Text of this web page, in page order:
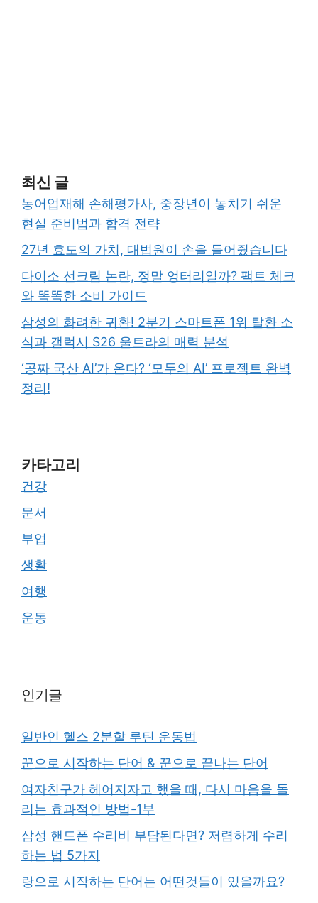
최신 글
농어업재해 손해평가사, 중장년이 놓치기 쉬운
현실 준비법과 합격 전략
27년 효도의 가치, 대법원이 손을 들어줬습니다
다이소 선크림 논란, 정말 엉터리일까? 팩트 체크
와 똑똑한 소비 가이드
삼성의 화려한 귀환! 2분기 스마트폰 1위 탈환 소
식과 갤럭시 S26 울트라의 매력 분석
‘공짜 국산 AI’가 온다? ‘모두의 AI’ 프로젝트 완벽
정리!
카타고리
건강
문서
부업
생활
여행
운동
인기글
일반인 헬스 2분할 루틴 운동법
꾼으로 시작하는 단어 & 꾼으로 끝나는 단어
여자친구가 헤어지자고 했을 때, 다시 마음을 돌
리는 효과적인 방법-1부
삼성 핸드폰 수리비 부담된다면? 저렴하게 수리
하는 법 5가지
랑으로 시작하는 단어는 어떤것들이 있을까요?